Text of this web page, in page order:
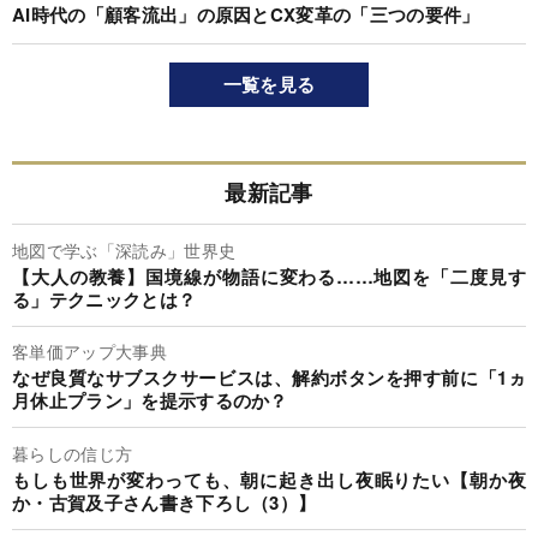
AI時代の「顧客流出」の原因とCX変革の「三つの要件」
一覧を見る
最新記事
地図で学ぶ「深読み」世界史
【大人の教養】国境線が物語に変わる……地図を「二度見す
る」テクニックとは？
客単価アップ大事典
なぜ良質なサブスクサービスは、解約ボタンを押す前に「1ヵ
月休止プラン」を提示するのか？
暮らしの信じ方
もしも世界が変わっても、朝に起き出し夜眠りたい【朝か夜
か・古賀及子さん書き下ろし（3）】